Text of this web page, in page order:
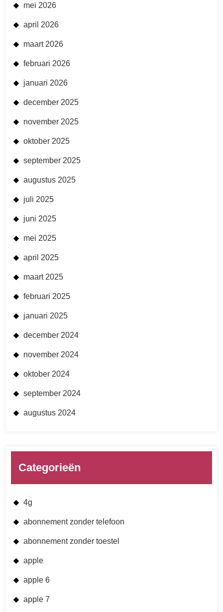
mei 2026
april 2026
maart 2026
februari 2026
januari 2026
december 2025
november 2025
oktober 2025
september 2025
augustus 2025
juli 2025
juni 2025
mei 2025
april 2025
maart 2025
februari 2025
januari 2025
december 2024
november 2024
oktober 2024
september 2024
augustus 2024
Categorieën
4g
abonnement zonder telefoon
abonnement zonder toestel
apple
apple 6
apple 7